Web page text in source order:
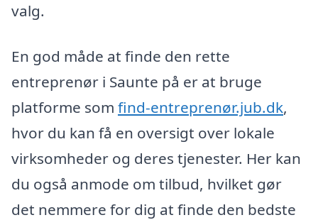
valg.
En god måde at finde den rette
entreprenør i Saunte på er at bruge
platforme som find-entreprenør.jub.dk,
hvor du kan få en oversigt over lokale
virksomheder og deres tjenester. Her kan
du også anmode om tilbud, hvilket gør
det nemmere for dig at finde den bedste